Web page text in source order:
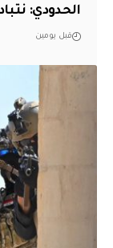
الحدودي:
قبل يومين